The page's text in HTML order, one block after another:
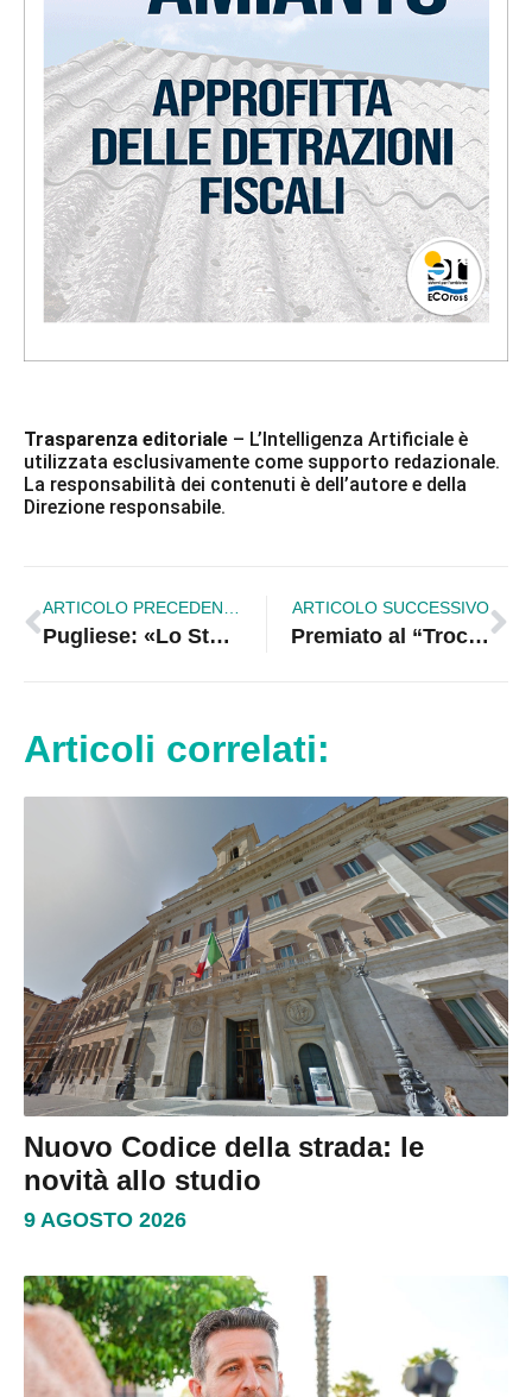
Trasparenza editoriale – L’Intelligenza Artificiale è
utilizzata esclusivamente come supporto redazionale.
La responsabilità dei contenuti è dell’autore e della
Direzione responsabile.
Pugliese: «Lo Stato è moralmente responsabile delle vittime della S.S.106 in Calabria»
ARTICOLO SUCCESSIVO
Premiato al “Troccoli Magna Graecia” il Prof. Gino Mirocle Crisci rettore dell’Università della Calabria
Articoli correlati:
Nuovo Codice della strada: le
novità allo studio
9 AGOSTO 2026